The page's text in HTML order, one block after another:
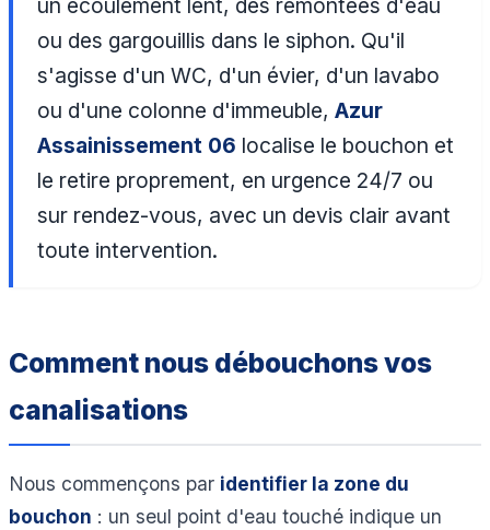
un écoulement lent, des remontées d'eau
ou des gargouillis dans le siphon. Qu'il
s'agisse d'un WC, d'un évier, d'un lavabo
ou d'une colonne d'immeuble,Azur
Assainissement 06 localise le bouchon et
le retire proprement, en urgence 24/7 ou
sur rendez-vous, avec un devis clair avant
toute intervention.
Comment nous débouchons vos
canalisations
Nous commençons par identifier la zone du
bouchon : un seul point d'eau touché indique un